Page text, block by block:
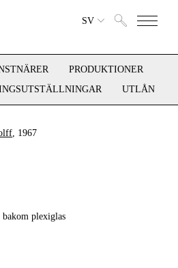
SV
PRODUKTIONER
UTLÅN
, 1967
plexiglas